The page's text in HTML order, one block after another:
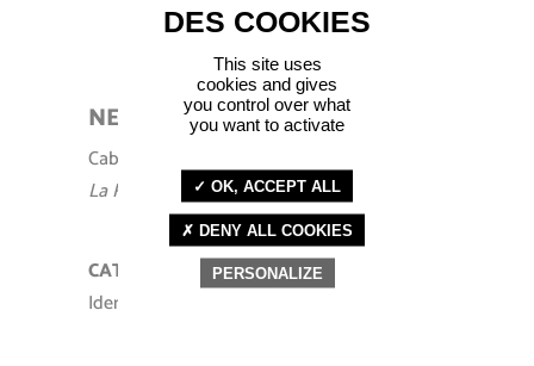
NEOCIAL
Cabinet d’avocats
La Roche-sur-Yon – 85
CATÉGORIE
Identité / Logotype
This site uses
cookies and gives
you control over what
you want to activate
OK, ACCEPT ALL
DENY ALL COOKIES
PERSONALIZE